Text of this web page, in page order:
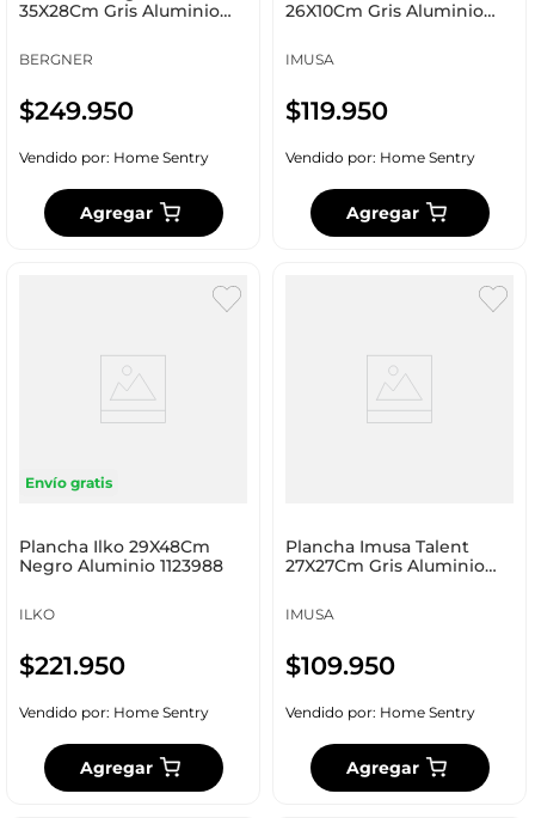
35X28Cm Gris Aluminio
BERGNER
$249.950
Vendido por: Home Sentry
Agregar
26X10Cm Gris Aluminio
IMUSA
$119.950
Vendido por: Home Sentry
Agregar
Envío gratis
Plancha Ilko 29X48Cm
Negro Aluminio 1123988
ILKO
$221.950
Vendido por: Home Sentry
Agregar
Plancha Imusa Talent
27X27Cm Gris Aluminio
IMUSA
$109.950
Vendido por: Home Sentry
Agregar